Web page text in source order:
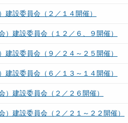
設委員会（２／１４開催）
建設委員会（１２／６、９開催）
設委員会（９／２４～２５開催）
設委員会（６／１３～１４開催）
建設委員会（２／２６開催）
建設委員会（２／２１～２２開催）